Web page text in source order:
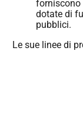
forniscono
dotate di
pubblici.
Le sue linee di